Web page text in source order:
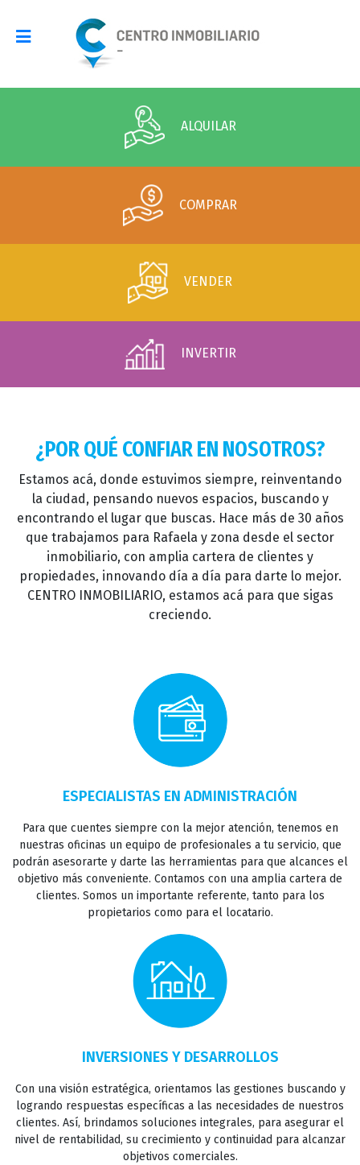
INICIO
VENTAS
ALQUILERES
INSTITUCIONAL
TASACIONES
ALQUILAR
COMPRAR
VENDER
INVERTIR
¿POR QUÉ CONFIAR EN NOSOTROS?
Estamos acá, donde estuvimos siempre, reinventando
la ciudad, pensando nuevos espacios, buscando y
encontrando el lugar que buscas. Hace más de 30 años
que trabajamos para Rafaela y zona desde el sector
inmobiliario, con amplia cartera de clientes y
propiedades, innovando día a día para darte lo mejor.
CENTRO INMOBILIARIO, estamos acá para que sigas
creciendo.
ESPECIALISTAS EN ADMINISTRACIÓN
Para que cuentes siempre con la mejor atención, tenemos en
nuestras oficinas un equipo de profesionales a tu servicio, que
podrán asesorarte y darte las herramientas para que alcances el
objetivo más conveniente. Contamos con una amplia cartera de
clientes. Somos un importante referente, tanto para los
propietarios como para el locatario.
INVERSIONES Y DESARROLLOS
Con una visión estratégica, orientamos las gestiones buscando y
logrando respuestas específicas a las necesidades de nuestros
clientes. Así, brindamos soluciones integrales, para asegurar el
nivel de rentabilidad, su crecimiento y continuidad para alcanzar
objetivos comerciales.